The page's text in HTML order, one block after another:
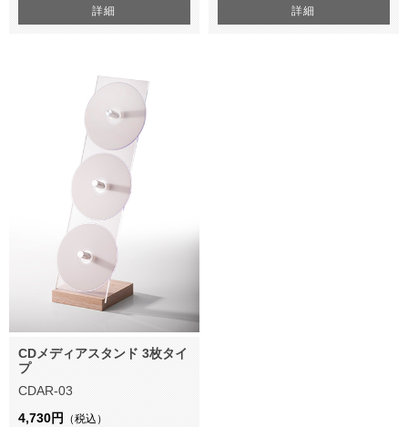
詳細 詳細
CDメディアスタンド 3枚タイ
プ
CDAR-03
4,730円
（税込）